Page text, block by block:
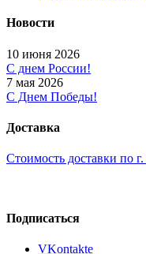
Новости
10 июня 2026
С днем России!
7 мая 2026
С Днем Победы!
Доставка
Стоимость доставки по
Подписаться
VKontakte